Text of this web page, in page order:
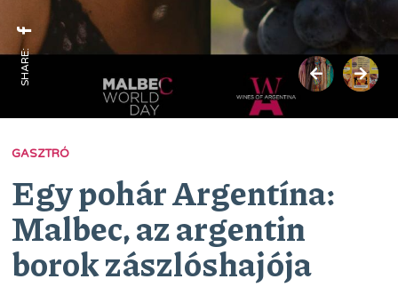
SHARE:
GASZTRÓ
Egy pohár Argentína:
Malbec, az argentin
borok zászlóshajója